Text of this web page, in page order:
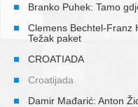
Branko Puhek: Tamo
Clemens Bechtel-Franz
Težak paket
CROATIADA
Croatijada
Damir Mađarić: Anton